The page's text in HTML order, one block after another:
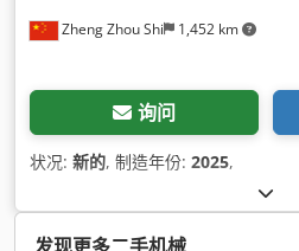
Zheng Zhou Shi 1,452 km
询问
状况: 新的, 制造年份: 2025,